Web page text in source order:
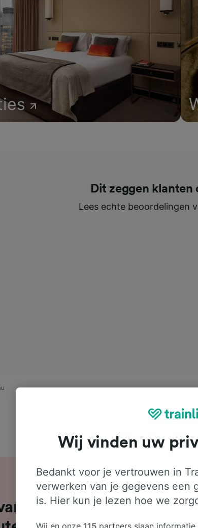
Dit zeggen klanten
Lees echte beoordelingen
Agen naar Pau in 3
Wij vinden uw
Bedankt voor je vertrouwen in
verwerken van je gegevens een
is. Hier kun je lezen hoe we
Wij en onze 115 partners slaan